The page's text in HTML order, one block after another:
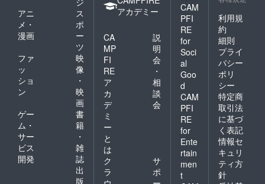
アニ
メ・
漫画
ス
ポ
ー
ツ
ファ
ッ
ショ
ン
映
像
・
映
画
ゲー
ム・
サー
ビス
開発
書
籍
・
雑
誌
出
版
アカデミー
CA
MP
FI
RE
ア
カ
デ
ミ
ー
と
は
説
明
会
・
相
談
会
ク
ラ
サ
ポ
CAM
PFI
RE
for
Soci
al
Goo
d
CAM
PFI
RE
for
Ente
rtain
men
t
利用規
約
細則
プライ
バシー
ポリ
シー
特定商
取引法
に基づ
く表記
情報セ
キュリ
ティ方
針